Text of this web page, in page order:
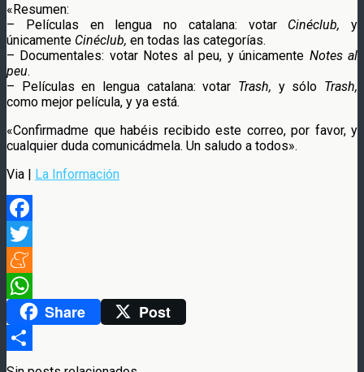
«Resumen:
– Películas en lengua no catalana: votar Cinéclub, y
únicamente Cinéclub, en todas las categorías.
– Documentales: votar Notes al peu, y únicamente Notes al
peu.
– Películas en lengua catalana: votar Trash, y sólo Trash,
como mejor película, y ya está.
«Confirmadme que habéis recibido este correo, por favor, y
cualquier duda comunicádmela. Un saludo a todos».
Via | La Información
Facebook
Twitter
Meneame
WhatsAppShare Post
Compartir